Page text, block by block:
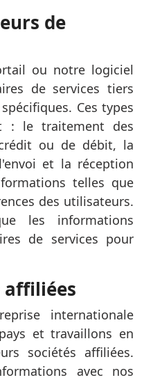
de
ou notre logiciel
de services tiers
Ces types
: le traitement des
ou de débit, la
et la réception
telles que
des utilisateurs.
les informations
de services pour
affiliées
internationale
et travaillons en
sociétés affiliées.
avec nos